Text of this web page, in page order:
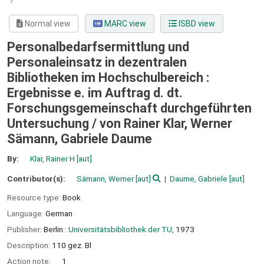
Normal view MARC view ISBD view
Personalbedarfsermittlung und
Personaleinsatz in dezentralen
Bibliotheken im Hochschulbereich :
Ergebnisse e. im Auftrag d. dt.
Forschungsgemeinschaft durchgeführten
Untersuchung / von Rainer Klar, Werner
Sämann, Gabriele Daume
By: Klar, Rainer H [aut]
Contributor(s): Sämann, Werner[aut] Daume, Gabriele [aut]
Resource type: Book
Language: German
Publisher: Berlin : Universitätsbibliothek der TU, 1973
Description: 110 gez. Bl
Action note:
1